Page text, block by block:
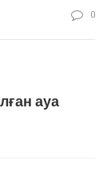
0
ауа